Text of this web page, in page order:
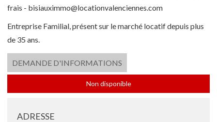
frais - bisiauximmo@locationvalenciennes.com
Entreprise Familial, présent sur le marché locatif depuis plus
de 35 ans.
DEMANDE D'INFORMATIONS
Non disponible
ADRESSE